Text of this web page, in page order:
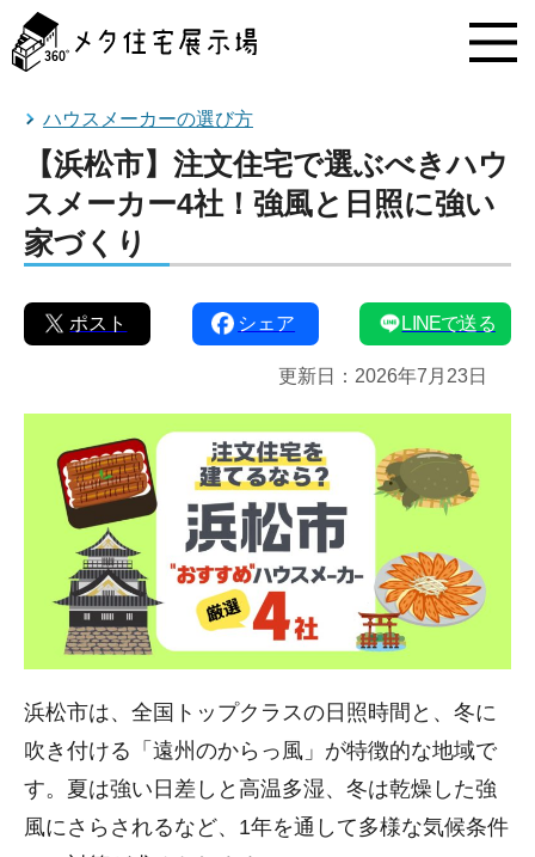
タ
住
ハウスメーカーの選び方
【浜松市】注文住宅で選ぶべきハウ
スメーカー4社！強風と日照に強い
家づくり
ポスト シェア LINEで送る
更新日： 2026年7月23日
浜松市は、全国トップクラスの日照時間と、冬に
吹き付ける「遠州のからっ風」が特徴的な地域で
す。夏は強い日差しと高温多湿、冬は乾燥した強
風にさらされるなど、1年を通して多様な気候条件